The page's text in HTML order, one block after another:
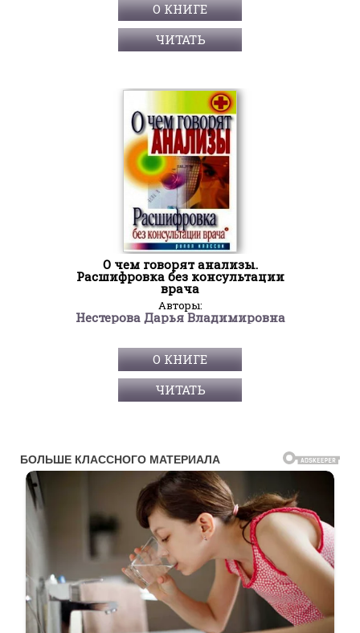
О КНИГЕ
ЧИТАТЬ
О чем говорят анализы.
Расшифровка без консультации
врача
Авторы:
Нестерова Дарья Владимировна
О КНИГЕ
ЧИТАТЬ